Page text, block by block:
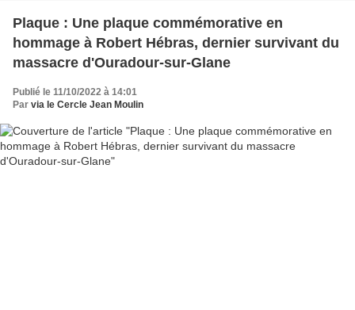
Plaque : Une plaque commémorative en
hommage à Robert Hébras, dernier survivant du
massacre d'Ouradour-sur-Glane
Publié le 11/10/2022 à 14:01
Par via le Cercle Jean Moulin